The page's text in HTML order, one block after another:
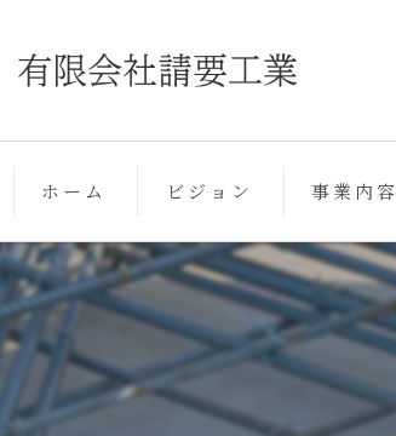
ホーム ビジョン 事業内容